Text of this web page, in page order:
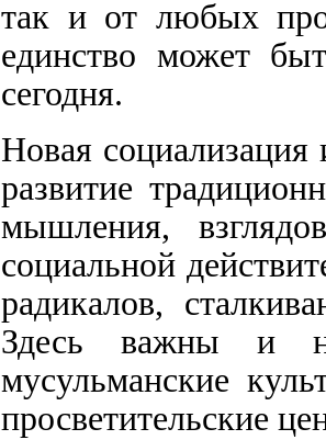
так и от любых
единство может
сегодня.
Новая социализация
развитие
мышления,
социальной
радикалов,
Здесь важны и
мусульманские
просветительские